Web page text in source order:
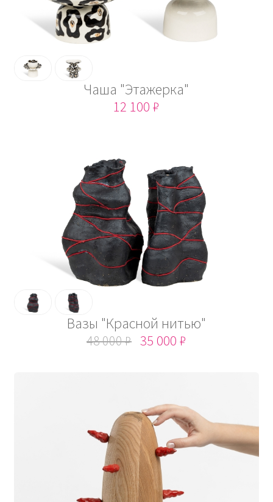
Чаша "Этажерка"
12 100 ₽
Вазы "Красной нитью"
48 000 ₽ 35 000 ₽